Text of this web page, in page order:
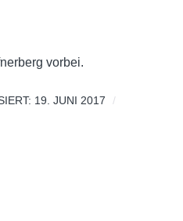
vorbei.
19. JUNI 2017